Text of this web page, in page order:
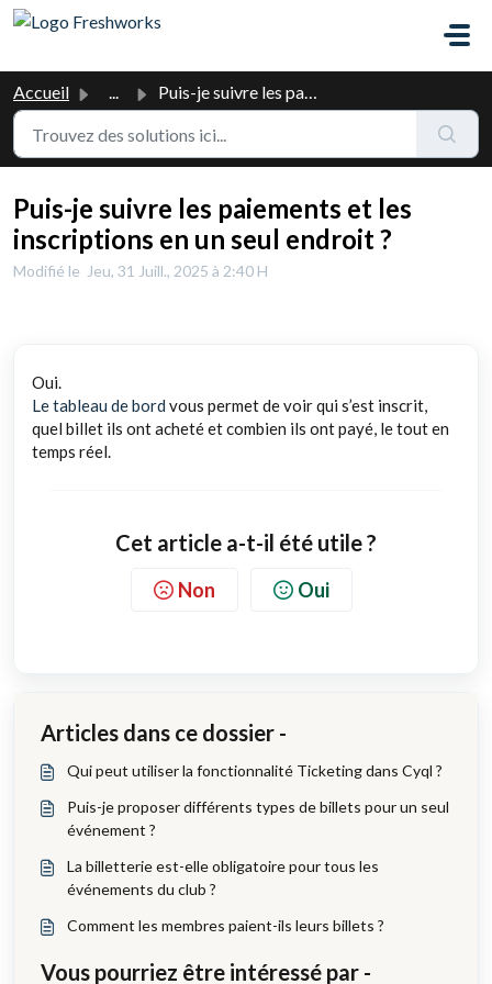
Passer au contenu principal
Accueil ... Puis-je suivre les paiements et les inscriptions en un se...
Puis-je suivre les paiements et les
inscriptions en un seul endroit ?
Modifié le Jeu, 31 Juill., 2025 à 2:40 H
Oui.
Le tableau de bord vous permet de voir qui s’est inscrit,
quel billet ils ont acheté et combien ils ont payé, le tout en
temps réel.
Cet article a-t-il été utile ?
Non Oui
Articles dans ce dossier -
Qui peut utiliser la fonctionnalité Ticketing dans Cyql ?
Puis-je proposer différents types de billets pour un seul
événement ?
La billetterie est-elle obligatoire pour tous les
événements du club ?
Comment les membres paient-ils leurs billets ?
Vous pourriez être intéressé par -